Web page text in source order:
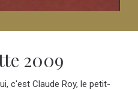
2009
c'est Claude Roy, le petit-